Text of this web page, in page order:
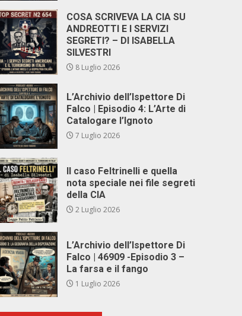
COSA SCRIVEVA LA CIA SU
ANDREOTTI E I SERVIZI
SEGRETI? – DI ISABELLA
SILVESTRI
8 Luglio 2026
L’Archivio dell’Ispettore Di
Falco | Episodio 4: L’Arte di
Catalogare l’Ignoto
7 Luglio 2026
Il caso Feltrinelli e quella
nota speciale nei file segreti
della CIA
2 Luglio 2026
L’Archivio dell’Ispettore Di
Falco | 46909 -Episodio 3 –
La farsa e il fango
1 Luglio 2026